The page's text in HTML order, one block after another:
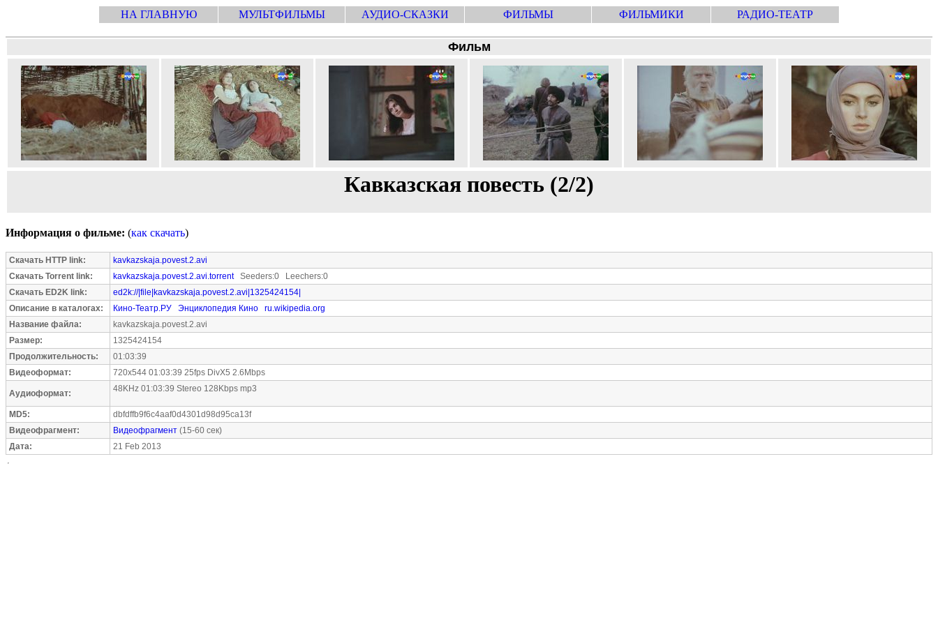
НА ГЛАВНУЮ МУЛЬТФИЛЬМЫ АУДИО-СКАЗКИ ФИЛЬМЫ ФИЛЬМИКИ РАДИО-ТЕАТР
Фильм
Кавказская повесть (2/2)
Информация о фильме: (как скачать)
Скачать HTTP link:
kavkazskaja.povest.2.avi
Скачать Torrent link:
kavkazskaja.povest.2.avi.torrentSeeders:0 Leechers:0
Скачать ED2K link:
ed2k://|file|kavkazskaja.povest.2.avi|1325424154|
Описание в каталогах:
Кино-Театр.РУ Энциклопедия Кино
ru.wikipedia.org
Название файла:
kavkazskaja.povest.2.avi
Размер:
1325424154
Продолжительность:
01:03:39
Видеоформат:
720x544 01:03:39 25fps DivX5 2.6Mbps
Аудиоформат: 48KHz 01:03:39 Stereo 128Kbps mp3
MD5:
dbfdffb9f6c4aaf0d4301d98d95ca13f
Видеофрагмент:
Видеофрагмент (15-60 сек)
Дата:
21 Feb 2013